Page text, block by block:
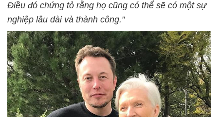
Điều đó chứng tỏ rằng họ cũng có thể sẽ có một sự
nghiệp lâu dài và thành công."